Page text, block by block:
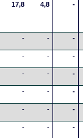
17,8 4,8 -
- - -
- - -
- - -
- - -
- - -
- - -